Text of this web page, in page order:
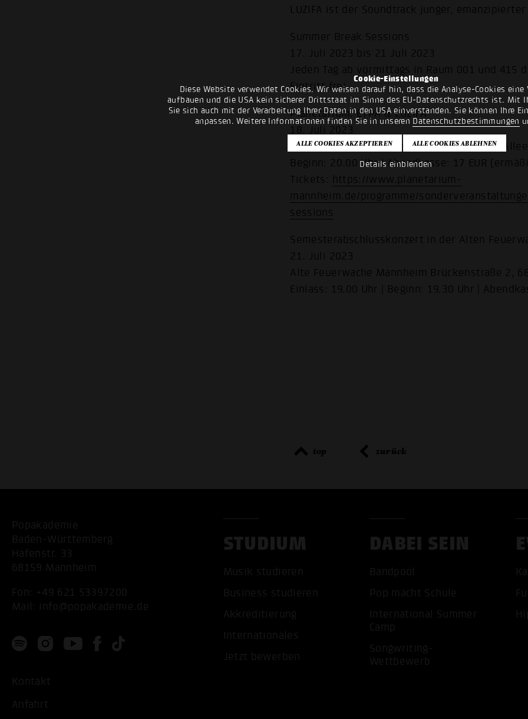
Cookie-Einstellungen
Diese Website verwendet Cookies. Wir weisen darauf hin, dass die Analyse-Cookies eine
aufbauen und die USA kein sicherer Drittstaat im Sinne des EU-Datenschutzrechts ist. Mit
Sie sich auch mit der Verarbeitung Ihrer Daten in den USA einverstanden. Sie können Ihre
anpassen. Weitere Informationen finden Sie in unseren Datenschutzbestimmungen
Details einblenden
LUZIFA ist der Soundtrack junger, emanzipierter
Summer Break Sessions
17. Juli 2023 bis 21 Juli 2023
Jeden Tag ab vormittags in Raum 001 und 415
Eintritt frei
Planetarium: EYPA & LUZIFA
18. Juli 2023
Planetarium Mannheim, Wilhelm-Varnholt-
Beginn: 20.00 Uhr | Abendkasse: 17 EUR
Tickets:
https://www.planetarium-
mannheim.de/programme/
sessions
Semesterabschlusskonzert in der Alten
21. Juli 2023
Alte Feuerwache Mannheim Brückenstraße 2,
Einlass: 19.00 Uhr | Beginn: 19.30 Uhr |
top zurück
Popakademie
Baden-Württemberg
Hafenstr. 33
68159 Mannheim
Fon: +49 621 53397200
Mail: info@popakademie.de
Kontakt
Anfahrt
STUDIUM
Musik studieren
Business studieren
Akkreditierung
Internationales
Jetzt bewerben
DABEI SEIN
Bandpool
Pop macht Schule
International Summer
Camp
Songwriting-
Wettbewerb